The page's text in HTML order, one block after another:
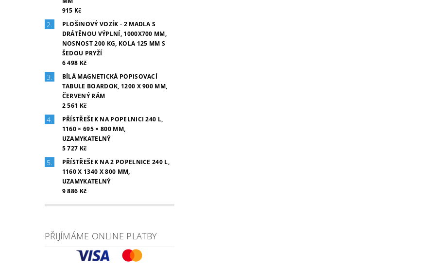
915 Kč
PLOŠINOVÝ VOZÍK - 2 MADLA S
DRÁTĚNOU VÝPLNÍ, 1000X700 MM,
NOSNOST 200 KG, KOLA 125 MM S
ŠEDOU PRYŽÍ
6 498 Kč
BÍLÁ MAGNETICKÁ POPISOVACÍ
TABULE BOARDOK, 1200 X 900 MM,
ČERVENÝ RÁM
2 561 Kč
PŘÍSTŘEŠEK NA POPELNICI 240 L,
1160 × 695 × 800 MM,
UZAMYKATELNÝ
5 727 Kč
PŘÍSTŘEŠEK NA 2 POPELNICE 240 L,
1160 X 1340 X 800 MM,
UZAMYKATELNÝ
9 886 Kč
PŘIJÍMÁME ONLINE PLATBY